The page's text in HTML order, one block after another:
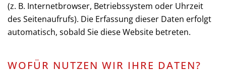
(z. B. Internetbrowser, Betriebssystem oder Uhrzeit
des Seitenaufrufs). Die Erfassung dieser Daten erfolgt
automatisch, sobald Sie diese Website betreten.
WOFÜR NUTZEN WIR IHRE DATEN?